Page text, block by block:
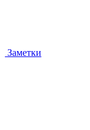
Заметки